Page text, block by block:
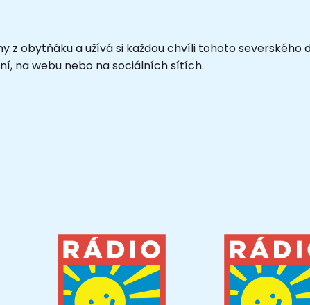
z obytňáku a užívá si každou chvíli tohoto
na webu nebo na sociálních sítích.